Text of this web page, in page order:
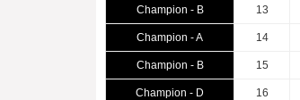
Champion - B 13
Champion - A 14
Champion - B 15
Champion - D 16